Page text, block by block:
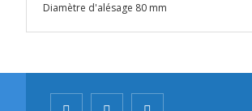
Diamètre d'alésage 80 mm